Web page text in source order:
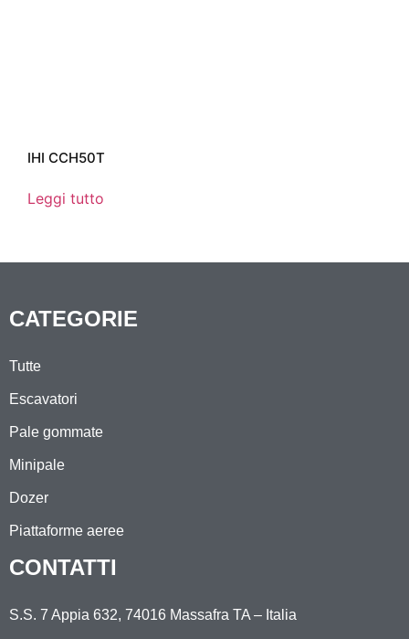
IHI CCH50T
Leggi tutto
CATEGORIE
Tutte
Escavatori
Pale gommate
Minipale
Dozer
Piattaforme aeree
CONTATTI
S.S. 7 Appia 632, 74016 Massafra TA – Italia